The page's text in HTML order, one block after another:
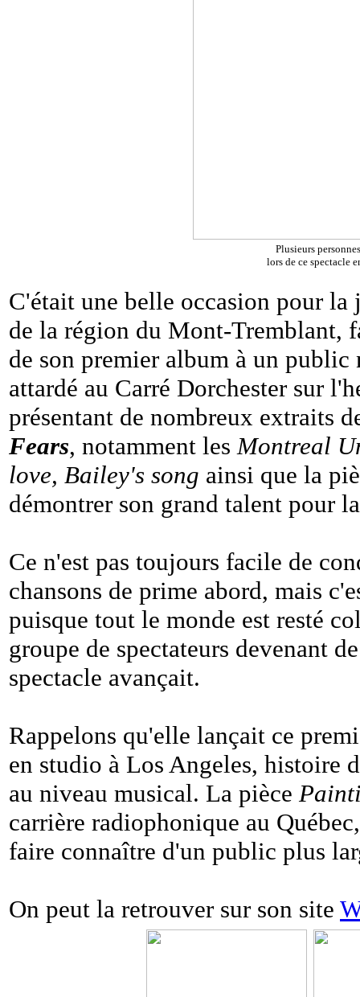
Plusieurs
lors de ce spectacle
C'était une belle occasion pour
de la région du Mont-Tremblant,
de son premier album à un
attardé au Carré Dorchester sur
présentant de nombreux extraits
Fears, notamment lesMontreal
love, Bailey's song ainsi que la
démontrer son grand talent pour
Ce n'est pas toujours facile de
chansons de prime abord, mais
puisque tout le monde est resté
groupe de spectateurs devenant
spectacle avançait.
Rappelons qu'elle lançait ce
en studio à Los Angeles, histoire
au niveau musical. La pièce
carrière radiophonique au
faire connaître d'un public plus
On peut la retrouver sur son site